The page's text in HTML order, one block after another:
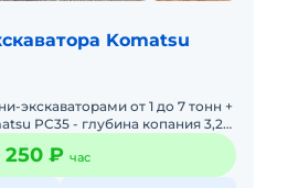
Komatsu
экскаваторами от 1 до 7 тонн +
PC35 - глубина копания 3,2
траншейный 40 см,
250 ₽ час